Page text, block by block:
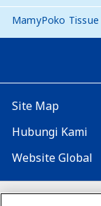
MamyPoko
Site Map
Hubungi Kami
Website Global
Map Situs